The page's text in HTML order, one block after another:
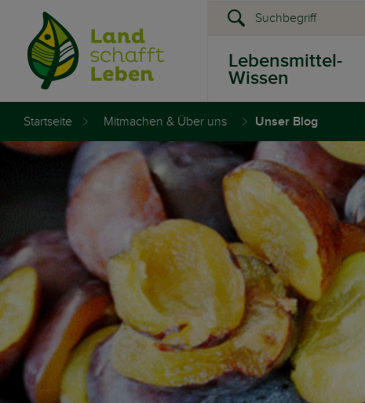
Lebensmittel-
Wissen
Presse &
Events
Startseite Mitmachen & Über uns Unser Blog